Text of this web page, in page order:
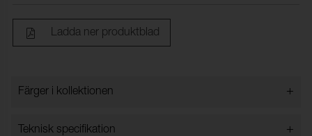
Ladda ner produktblad
Färger i kollektionen +
Färger i kollektionen
Teknisk specifikation +